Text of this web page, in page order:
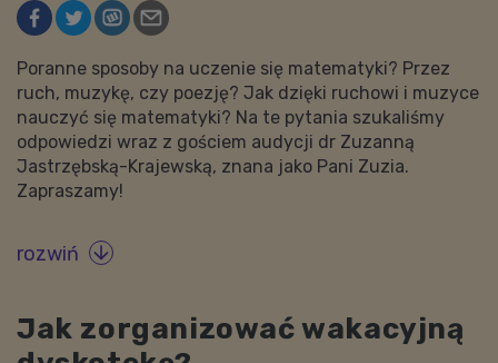
Poranne sposoby na uczenie się matematyki? Przez
ruch, muzykę, czy poezję? Jak dzięki ruchowi i muzyce
nauczyć się matematyki? Na te pytania szukaliśmy
odpowiedzi wraz z gościem audycji dr Zuzanną
Jastrzębską-Krajewską, znana jako Pani Zuzia.
Zapraszamy!
rozwiń 
Jak zorganizować wakacyjną